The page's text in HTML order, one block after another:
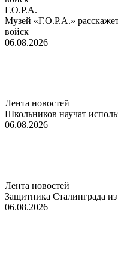
Г.О.Р.А.
Музей «Г.О.Р.А.»
войск
06.08.2026
Лента новостей
Школьников научат
06.08.2026
Лента новостей
Защитника Сталинграда
06.08.2026